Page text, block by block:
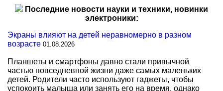
Последние новости науки и техники, новинки
электроники:
Экраны влияют на детей неравномерно в разном
возрасте 01.08.2026
Планшеты и смартфоны давно стали привычной
частью повседневной жизни даже самых маленьких
детей. Родители часто используют гаджеты, чтобы
успокоить малыша или занять его на время, однако